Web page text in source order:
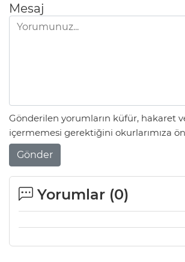
Mesaj
Gönderilen yorumların küfür, hakaret
içermemesi gerektiğini okurlarımıza
Gönder
Yorumlar (0)